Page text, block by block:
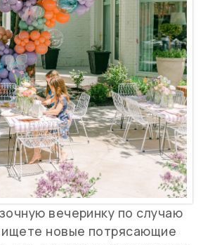
вечеринку по случаю
новые потрясающие